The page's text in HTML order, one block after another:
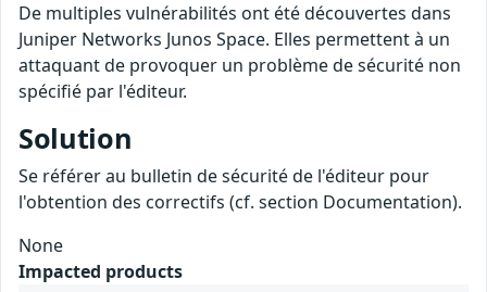
De multiples vulnérabilités ont été découvertes dans
Juniper Networks Junos Space. Elles permettent à un
attaquant de provoquer un problème de sécurité non
spécifié par l'éditeur.
Solution
Se référer au bulletin de sécurité de l'éditeur pour
l'obtention des correctifs (cf. section Documentation).
None
Impacted products